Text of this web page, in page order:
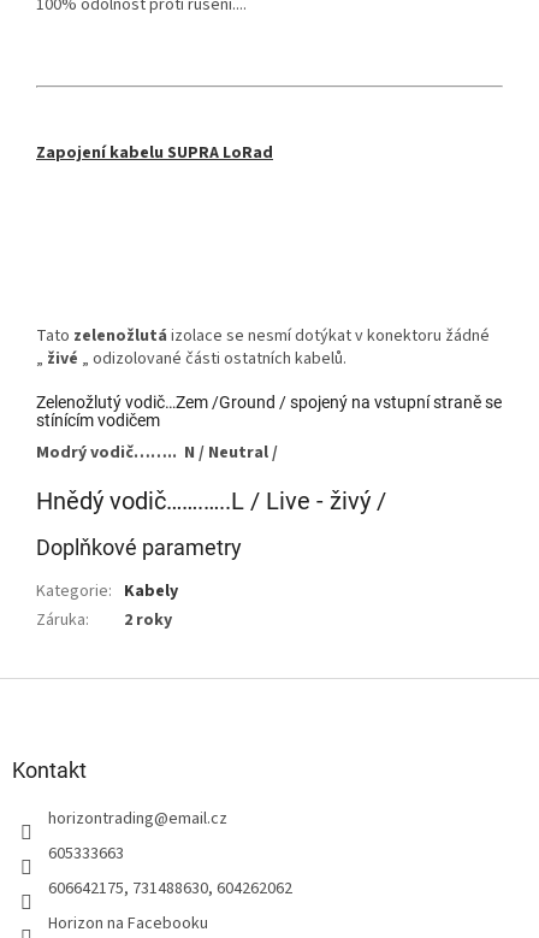
100% odolnost proti rušení....
Zapojení kabelu SUPRA LoRad
Tato zelenožlutá izolace se nesmí dotýkat v konektoru žádné
„ živé „ odizolované části ostatních kabelů.
Zelenožlutý vodič…Zem /Ground / spojený na vstupní straně se
stínícím vodičem
Modrý vodič…….. N / Neutral /
Hnědý vodič…….…..L / Live - živý /
Doplňkové parametry
Kategorie: Kabely
Záruka: 2 roky
Kontakt
horizontrading@email.cz
605333663
606642175, 731488630, 604262062
Horizon na Facebooku